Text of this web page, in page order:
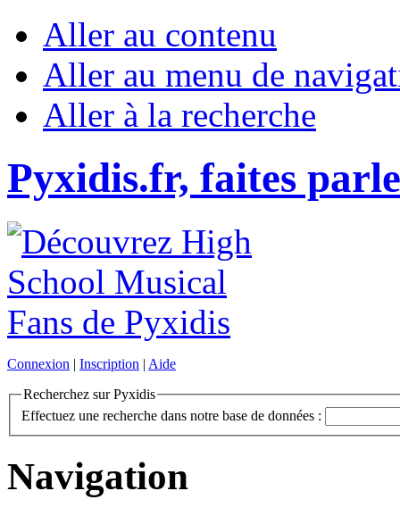
Aller au contenu
Aller au menu de
Aller à la recherche
Pyxidis.fr, faites
Connexion | Inscription | Aide
Recherchez sur Pyxidis
Effectuez une recherche dans notre base de données :
Navigation